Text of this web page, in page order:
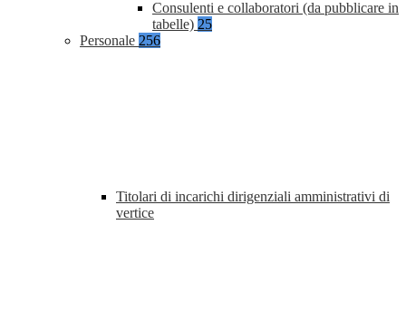
Consulenti e collaboratori (da pubblicare in
tabelle) 25
Personale 256
Titolari di incarichi dirigenziali amministrativi di
vertice